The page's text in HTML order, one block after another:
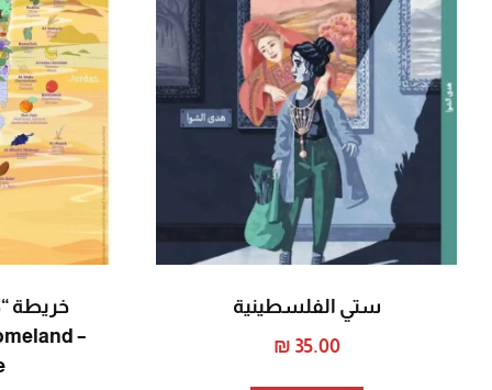
ستي الفلسطينية
₪ 35.00
–